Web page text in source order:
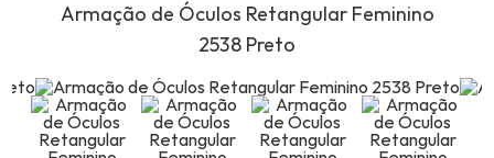
Armação de Óculos Retangular Feminino
2538 Preto